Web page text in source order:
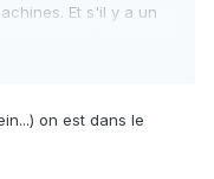
Et s'il y a un
n'est pas
que responsable
on est dans le